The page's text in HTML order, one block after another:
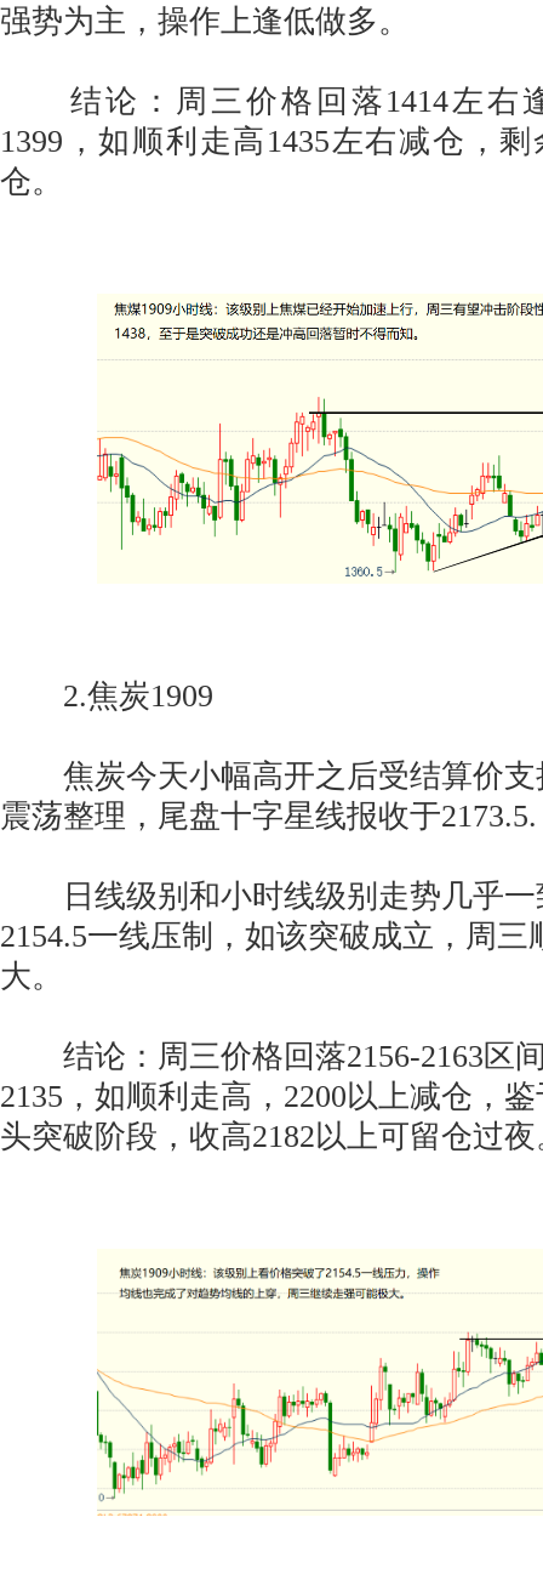
强势为主，操作上逢低做多。
结论：周三价格回落1414左右
1399，如顺利走高1435左右减仓，
仓。
2.焦炭1909
焦炭今天小幅高开之后受结算价支
震荡整理，尾盘十字星线报收于2173.5.
日线级别和小时线级别走势几乎一
2154.5一线压制，如该突破成立，周
大。
结论：周三价格回落2156-2163区
2135，如顺利走高，2200以上减仓，
头突破阶段，收高2182以上可留仓过夜